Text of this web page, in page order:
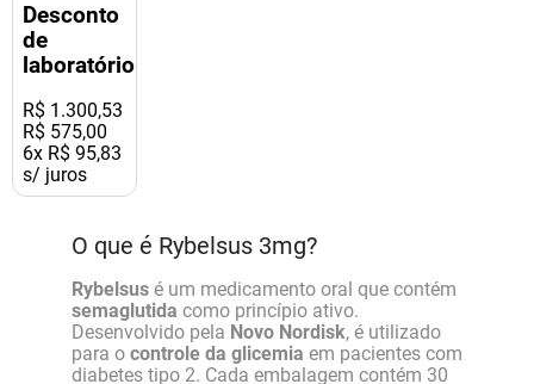
Desconto
de
laboratório
R$ 1 .300,53
R$ 575,00
6x R$ 95,83
s/ juros
O que é Rybelsus 3mg?
Rybelsus é um medicamento oral que contém
semaglutida como princípio ativo.
Desenvolvido pela Novo Nordisk, é utilizado
para o controle da glicemia em pacientes com
diabetes tipo 2. Cada embalagem contém 30